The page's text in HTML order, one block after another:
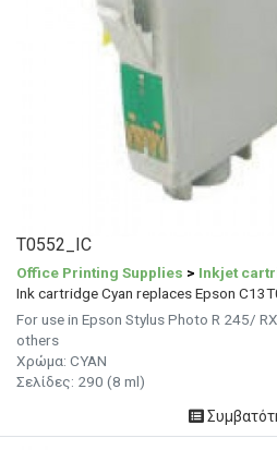
T0552_IC
Office Printing Supplies > Inkjet
Ink cartridge Cyan replaces Epson
For use in Epson Stylus Photo R 245/
others
Χρώμα: CYAN
Σελίδες: 290 (8 ml)